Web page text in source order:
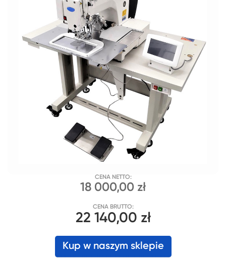
CENA NETTO:
18 000,00 zł
CENA BRUTTO:
22 140,00 zł
Kup w naszym sklepie